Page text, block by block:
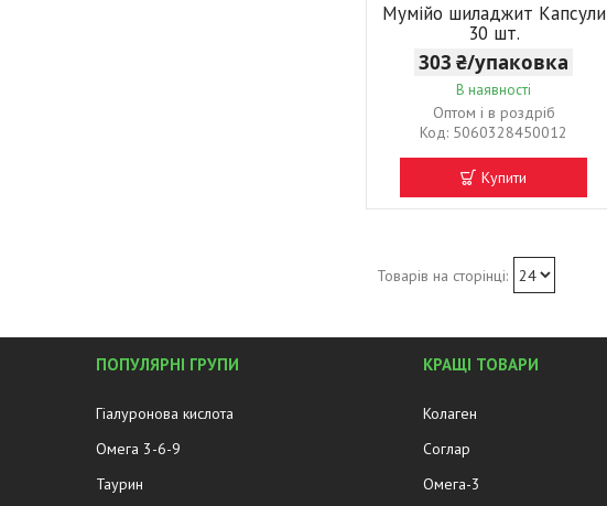
Мумійо шиладжит Капсули
30 шт.
303 ₴/упаковка
В наявності
Оптом і в роздріб
5060328450012
Купити
ПОПУЛЯРНІ ГРУПИ
Гіалуронова кислота
Омега 3-6-9
Таурин
КРАЩІ ТОВАРИ
Колаген
Соглар
Омега-3